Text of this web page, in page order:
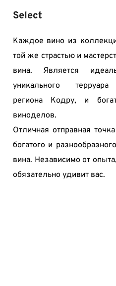
Select
Каждое вино из
той же страстью и
вина. Является
уникального терруара
региона Кодру, и
виноделов.
Отличная отправная
богатого и
вина. Независимо от
обязательно удивит вас.